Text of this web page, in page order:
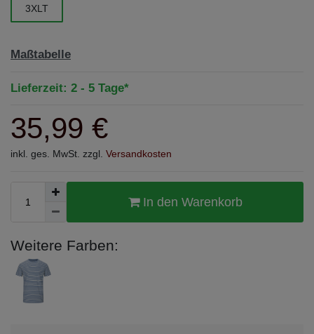
3XLT
Maßtabelle
Lieferzeit: 2 - 5 Tage*
35,99 €
inkl. ges. MwSt. zzgl. Versandkosten
In den Warenkorb
Weitere Farben: